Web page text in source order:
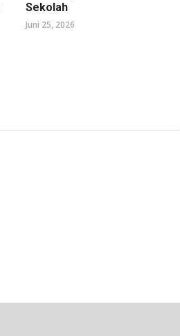
Sekolah
Juni 25, 2026